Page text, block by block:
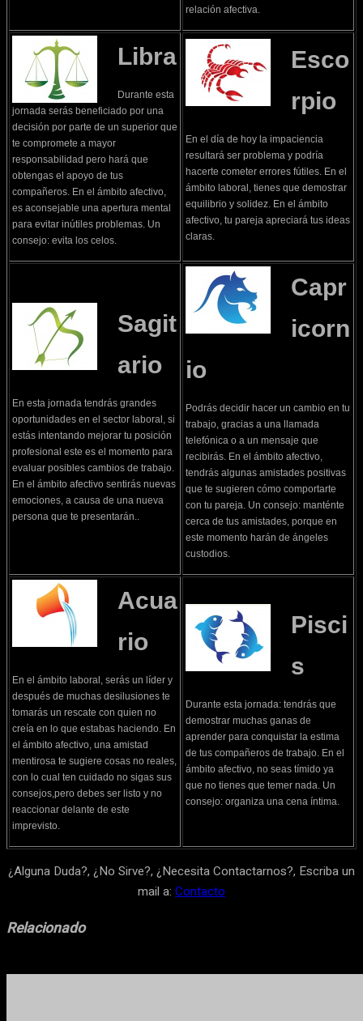
relación afectiva.
Libra
Durante esta
jornada serás beneficiado por una
decisión por parte de un superior que
te compromete a mayor
responsabilidad pero hará que
obtengas el apoyo de tus
compañeros. En el ámbito afectivo,
es aconsejable una apertura mental
para evitar inútiles problemas. Un
consejo: evita los celos.
Esco
rpio
En el día de hoy la impaciencia
resultará ser problema y podría
hacerte cometer errores fútiles. En el
ámbito laboral, tienes que demostrar
equilibrio y solidez. En el ámbito
afectivo, tu pareja apreciará tus ideas
claras.
Sagit
ario
En esta jornada tendrás grandes
oportunidades en el sector laboral, si
estás intentando mejorar tu posición
profesional este es el momento para
evaluar posibles cambios de trabajo.
En el ámbito afectivo sentirás nuevas
emociones, a causa de una nueva
persona que te presentarán..
Capr
icorn
io
Podrás decidir hacer un cambio en tu
trabajo, gracias a una llamada
telefónica o a un mensaje que
recibirás. En el ámbito afectivo,
tendrás algunas amistades positivas
que te sugieren cómo comportarte
con tu pareja. Un consejo: manténte
cerca de tus amistades, porque en
este momento harán de ángeles
custodios.
Acua
rio
En el ámbito laboral, serás un líder y
después de muchas desilusiones te
tomarás un rescate con quien no
creía en lo que estabas haciendo. En
el ámbito afectivo, una amistad
mentirosa te sugiere cosas no reales,
con lo cual ten cuidado no sigas sus
consejos,pero debes ser listo y no
reaccionar delante de este
imprevisto.
Pisci
s
Durante esta jornada: tendrás que
demostrar muchas ganas de
aprender para conquistar la estima
de tus compañeros de trabajo. En el
ámbito afectivo, no seas tímido ya
que no tienes que temer nada. Un
consejo: organiza una cena íntima.
¿Alguna Duda?, ¿No Sirve?, ¿Necesita Contactarnos?, Escriba un
mail a: Contacto
Relacionado